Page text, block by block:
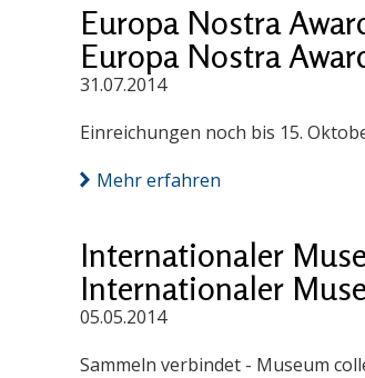
Europa Nostra
Europa Nostra
31.07.2014
Einreichungen noch bis 15.
Mehr erfahren
Internationaler
Internationaler
05.05.2014
Sammeln verbindet - Museum